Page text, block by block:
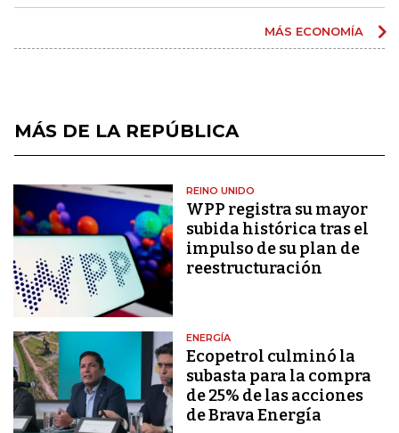
MÁS ECONOMÍA
MÁS DE LA REPÚBLICA
REINO UNIDO
WPP registra su mayor
subida histórica tras el
impulso de su plan de
reestructuración
ENERGÍA
Ecopetrol culminó la
subasta para la compra
de 25% de las acciones
de Brava Energía